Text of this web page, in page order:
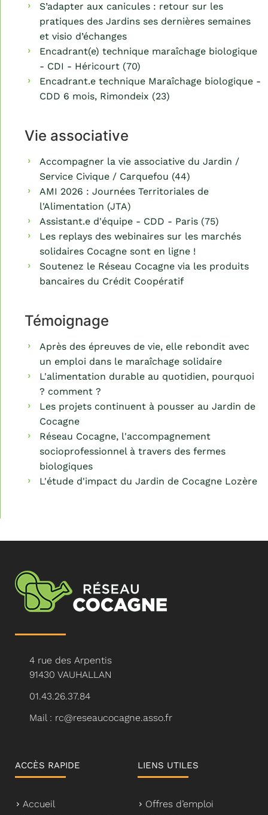
S’adapter aux canicules : retour sur les
pratiques des Jardins ses dernières semaines
et visio d’échanges
Encadrant(e) technique maraîchage biologique
- CDI - Héricourt (70)
Encadrant.e technique Maraîchage biologique -
CDD 6 mois, Rimondeix (23)
Vie associative
Accompagner la vie associative du Jardin /
Service Civique / Carquefou (44)
AMI 2026 : Journées Territoriales de
l'Alimentation (JTA)
Assistant.e d'équipe - CDD - Paris (75)
Les replays des webinaires sur les marchés
solidaires Cocagne sont en ligne !
Soutenez le Réseau Cocagne via les produits
bancaires du Crédit Coopératif
Témoignage
Après des épreuves de vie, elle rebondit avec
un emploi dans le maraîchage solidaire
L'alimentation durable au quotidien, pourquoi
? comment ?
Les projets continuent à pousser au Jardin de
Cocagne
Réseau Cocagne, l'accompagnement
socioprofessionnel à travers des fermes
biologiques
L'étude d'impact du Jardin de Cocagne Lozère
4 rue des Arpentis
91430 VAUHALLAN
01.43.26.37.84
Mail : rc@reseaucocagne.asso.fr
ACCÈS RAPIDE
Accueil
LIENS UTILES
Offres d’emploi